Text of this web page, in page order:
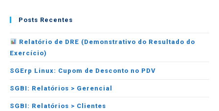
Posts Recentes
Relatório de DRE (Demonstrativo do Resultado do
Exercício)
SGErp Linux: Cupom de Desconto no PDV
SGBI: Relatórios > Gerencial
SGBI: Relatórios > Clientes